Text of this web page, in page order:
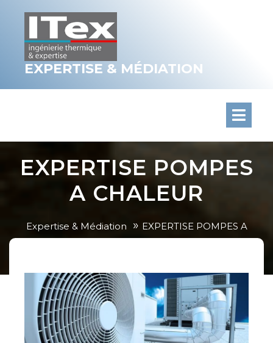
content
EXPERTISE & MÉDIATION
EXPERTISE POMPES
A CHALEUR
Expertise & Médiation » EXPERTISE POMPES A